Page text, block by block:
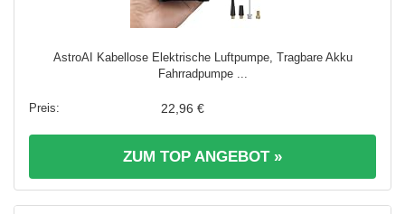
AstroAI Kabellose Elektrische Luftpumpe, Tragbare Akku
Fahrradpumpe ...
22,96 €
ZUM TOP ANGEBOT »